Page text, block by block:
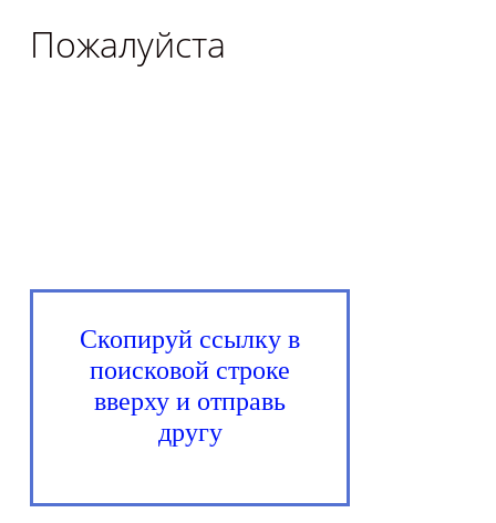
Пожалуйста
Скопируй ссылку в
поисковой строке
вверху и отправь
другу